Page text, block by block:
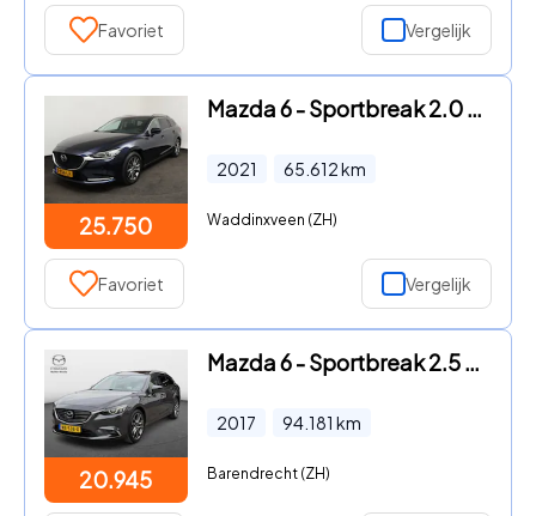
Favoriet Vergelijk
25.750
Mazda 6 - Sportbreak 2.0 Comfort Automaat Comfort PDC Apple Carplay
2021 65.612km
Waddinxveen (ZH)
Favoriet Vergelijk
20.945
Mazda 6 - Sportbreak 2.5 SkyActive-G 192 GT-M | Schuifdak | Bose Audio
2017 94.181 km
Barendrecht (ZH)